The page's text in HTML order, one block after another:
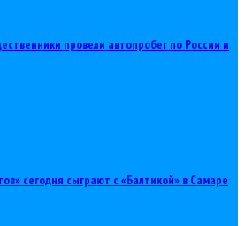
провели автопробег по России и
сегодня сыграют с «Балтикой» в Самаре